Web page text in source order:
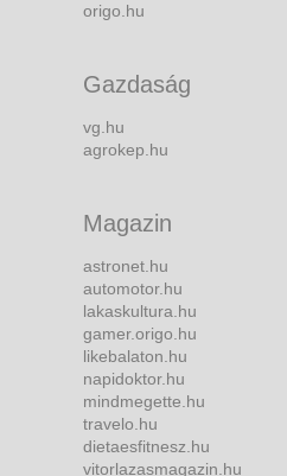
origo.hu
Gazdaság
vg.hu
agrokep.hu
Magazin
astronet.hu
automotor.hu
lakaskultura.hu
gamer.origo.hu
likebalaton.hu
napidoktor.hu
mindmegette.hu
travelo.hu
dietaesfitnesz.hu
vitorlazasmagazin.hu